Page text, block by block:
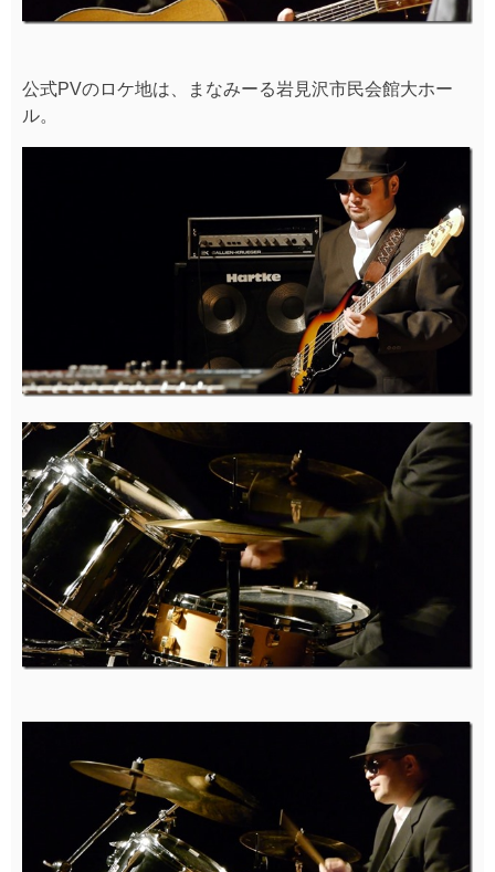
公式PVのロケ地は、まなみーる岩見沢市民会館大ホー
ル。